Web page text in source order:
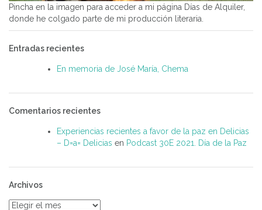
Pincha en la imagen para acceder a mi página Días de Alquiler,
donde he colgado parte de mi producción literaria.
Entradas recientes
En memoria de José María, Chema
Comentarios recientes
Experiencias recientes a favor de la paz en Delicias
– D=a= Delicias en Podcast 30E 2021. Día de la Paz
Archivos
Archivos